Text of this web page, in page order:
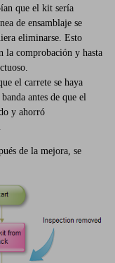
que el kit sería
de ensamblaje se
eliminarse. Esto
la comprobación y hasta
el carrete se haya
antes de que el
y ahorró
de la mejora, se